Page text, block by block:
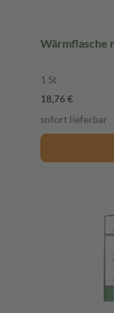
Wärmflasche
1 St
18,76 €
sofort lieferbar